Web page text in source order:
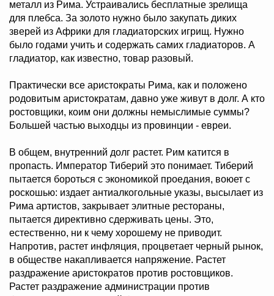
металл из Рима. Устраивались бесплатные зрелища
для плебса. За золото нужно было закупать диких
зверей из Африки для гладиаторских игрищ. Нужно
было годами учить и содержать самих гладиаторов. А
гладиатор, как известно, товар разовый.
Практически все аристократы Рима, как и положено
родовитым аристократам, давно уже живут в долг. А кто
ростовщики, коим они должны немыслимые суммы?
Большей частью выходцы из провинции - евреи.
В общем, внутренний долг растет. Рим катится в
пропасть. Император Тиберий это понимает. Тиберий
пытается бороться с экономикой проедания, воюет с
роскошью: издает антиалкогольные указы, высылает из
Рима артистов, закрывает элитные рестораны,
пытается директивно сдерживать цены. Это,
естественно, ни к чему хорошему не приводит.
Напротив, растет инфляция, процветает черный рынок,
в обществе накапливается напряжение. Растет
раздражение аристократов против ростовщиков.
Растет раздражение администрации против